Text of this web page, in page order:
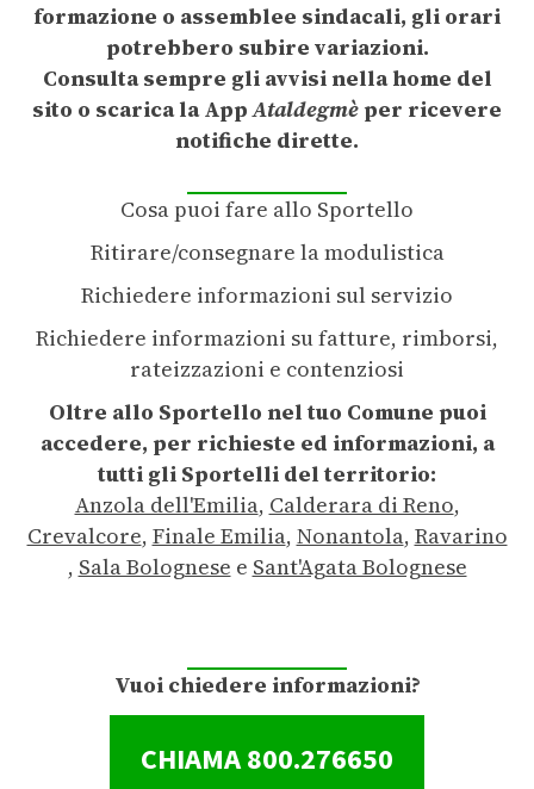
formazione o assemblee sindacali, gli orari
potrebbero subire variazioni.
Consulta sempre gli avvisi nella home del
sito o scarica la AppAtaldegmè per ricevere
notifiche dirette.
Cosa puoi fare allo Sportello
Ritirare/consegnare la modulistica
Richiedere informazioni sul servizio
Richiedere informazioni su fatture, rimborsi,
rateizzazioni e contenziosi
Oltre allo Sportello nel tuo Comune puoi
accedere, per richieste ed informazioni, a
tutti gli Sportelli del territorio:
Anzola dell'Emilia, Calderara di Reno,
Crevalcore, Finale Emilia, Nonantola, Ravarino
, Sala Bolognese e Sant'Agata Bolognese
Vuoi chiedere informazioni?
CHIAMA 800.276650